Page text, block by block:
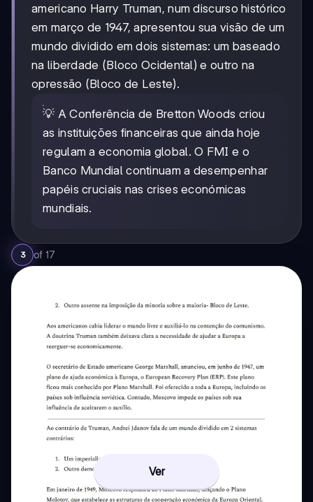
americano Harry Truman, num discurso histórico
em março de 1947, apresentou sua visão de um
mundo dividido em dois sistemas: um baseado
na liberdade (Bloco Ocidental) e outro na
opressão (Bloco de Leste).
💡 A Conferência de Bretton Woods criou
as instituições financeiras que ainda hoje
regulam a economia global. O FMI e o
Banco Mundial continuam a desempenhar
papéis cruciais nas crises económicas
mundiais.
3 of 17
Ver